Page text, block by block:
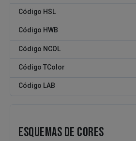
Código HSL
Código HWB
Código NCOL
Código TColor
Código LAB
ESQUEMAS DE CORES